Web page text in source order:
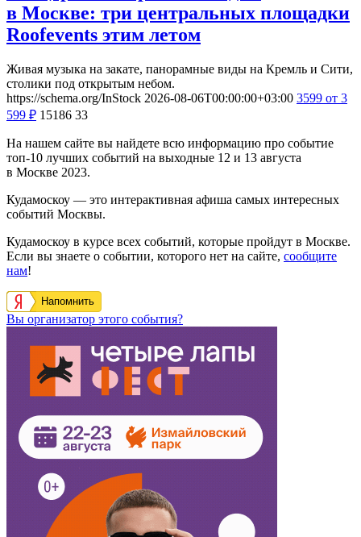
в Москве: три центральных площадки
Roofevents этим летом
Живая музыка на закате, панорамные виды на Кремль и Сити,
столики под открытым небом.
https://schema.org/InStock 2026-08-06T00:00:00+03:00 3599 от 3
599 ₽ 15186 33
На нашем сайте вы найдете всю информацию про событие
топ-10 лучших событий на выходные 12 и 13 августа
в Москве 2023.
Кудамоскоу — это интерактивная афиша самых интересных
событий Москвы.
Кудамоскоу в курсе всех событий, которые пройдут в Москве.
Если вы знаете о событии, которого нет на сайте, сообщите
нам!
Напомнить
Вы организатор этого события?